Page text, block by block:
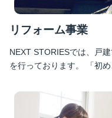
リフォーム事業
NEXT STORIESでは、戸
を行っております。 「初